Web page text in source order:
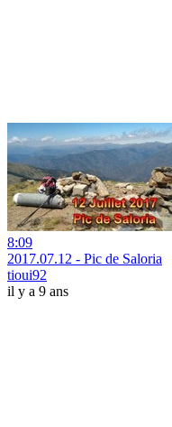
8:09
2017.07.12 - Pic de Saloria
tioui92
il y a 9 ans